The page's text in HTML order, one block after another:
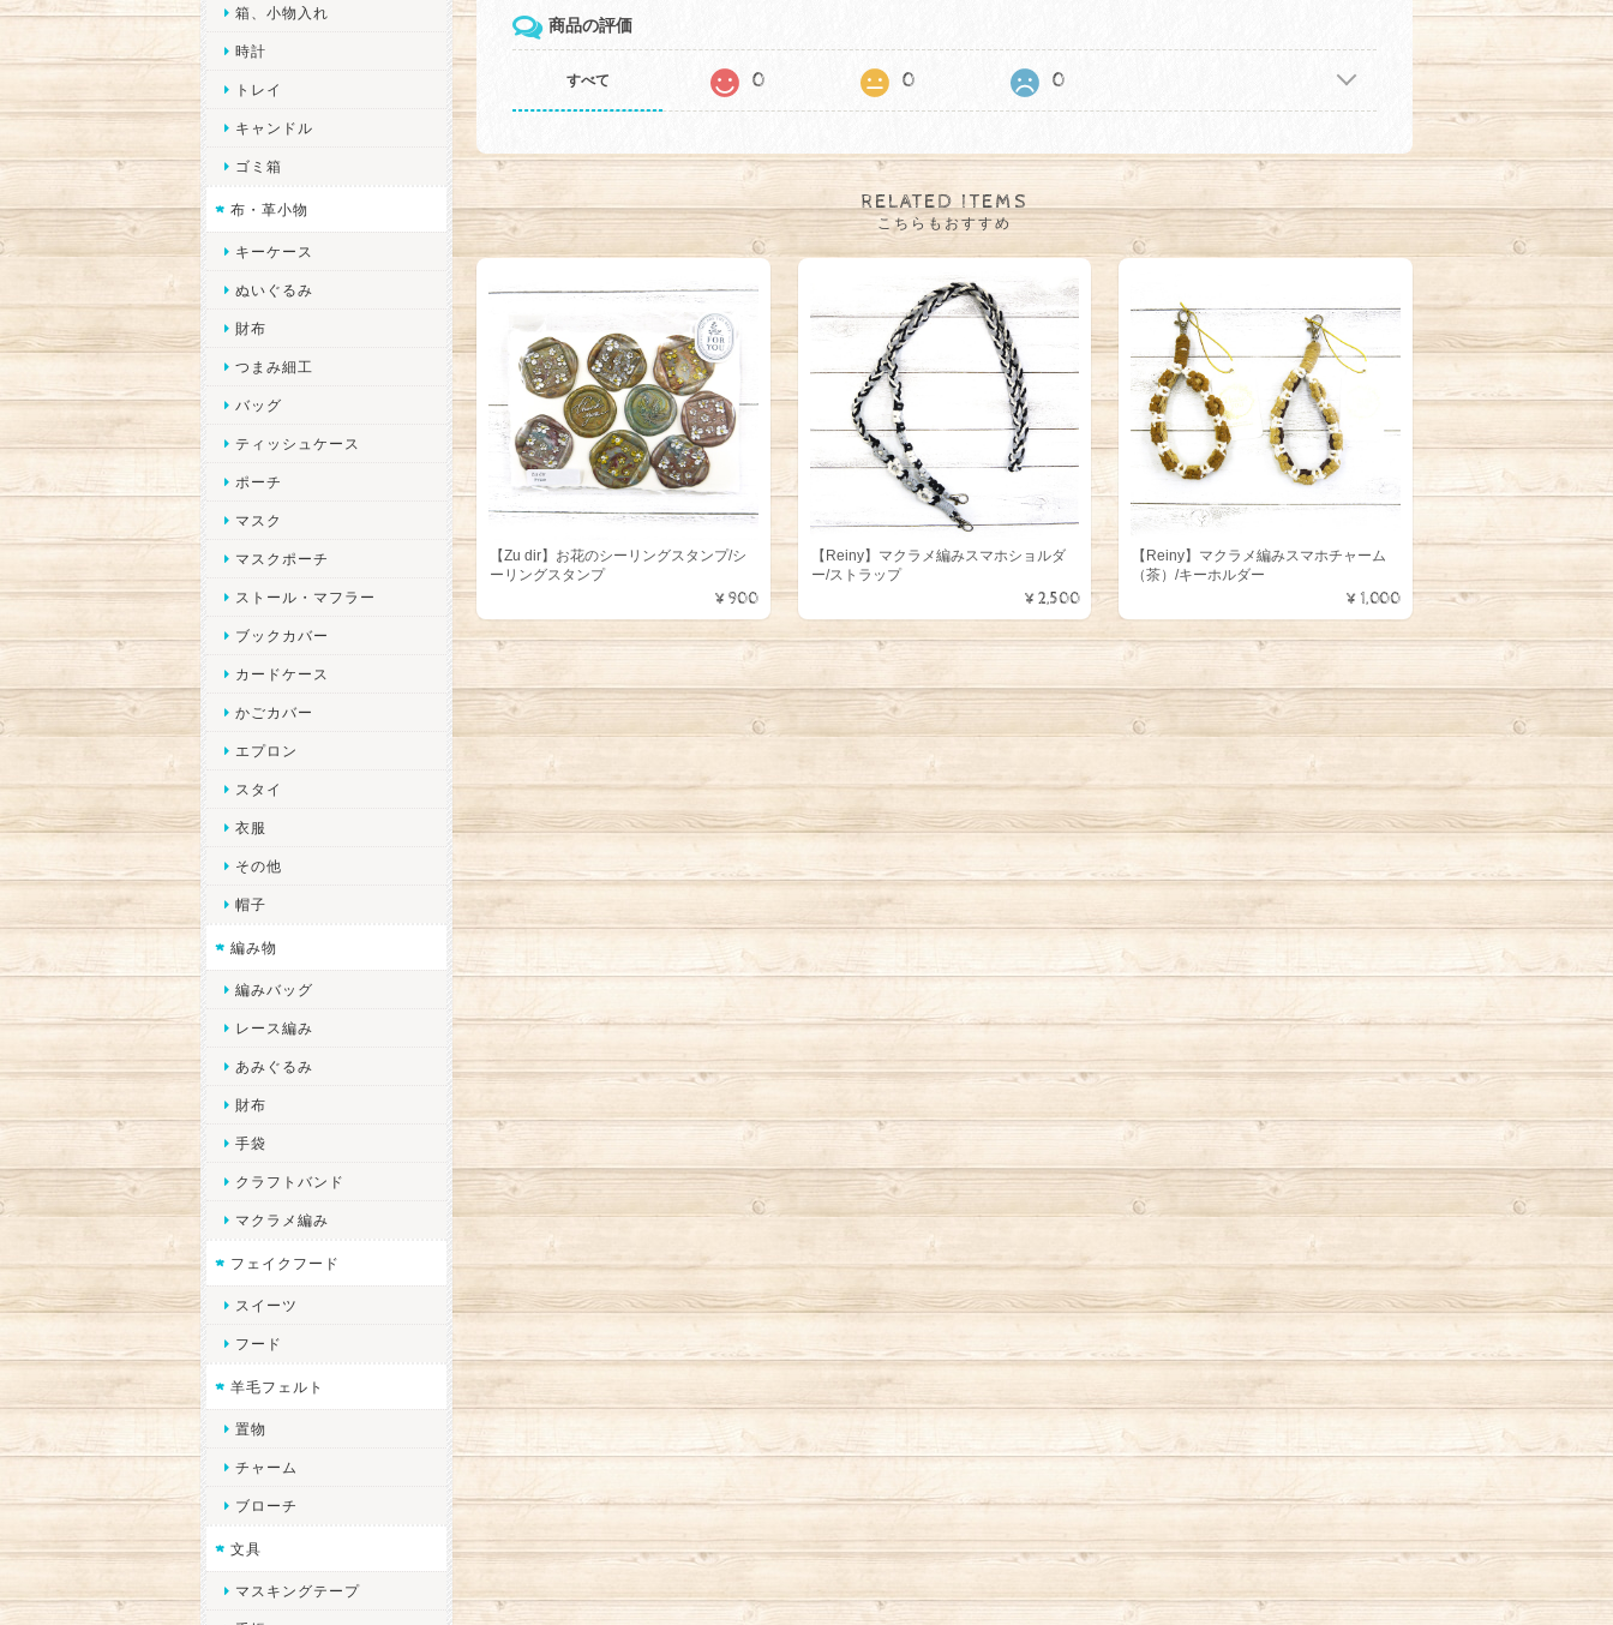
商品の評価
すべて 0 0 0
RELATED ITEMS
こちらもおすすめ
【Zu dir】お花のシーリングスタンプ/シ
ーリングスタンプ
¥900
【Reiny】マクラメ編みスマホショルダ
ー/ストラップ
¥2,500
【Reiny】マクラメ編みスマホチャーム
（茶）/キーホルダー
¥1,000
箱、小物入れ
時計
トレイ
キャンドル
ゴミ箱
布・革小物
キーケース
ぬいぐるみ
財布
つまみ細工
バッグ
ティッシュケース
ポーチ
マスク
マスクポーチ
ストール・マフラー
ブックカバー
カードケース
かごカバー
エプロン
スタイ
衣服
その他
帽子
編み物
編みバッグ
レース編み
あみぐるみ
財布
手袋
クラフトバンド
マクラメ編み
フェイクフード
スイーツ
フード
羊毛フェルト
置物
チャーム
ブローチ
文具
マスキングテープ